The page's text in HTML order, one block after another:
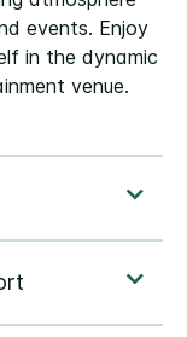
events. Enjoy
in the dynamic
venue.